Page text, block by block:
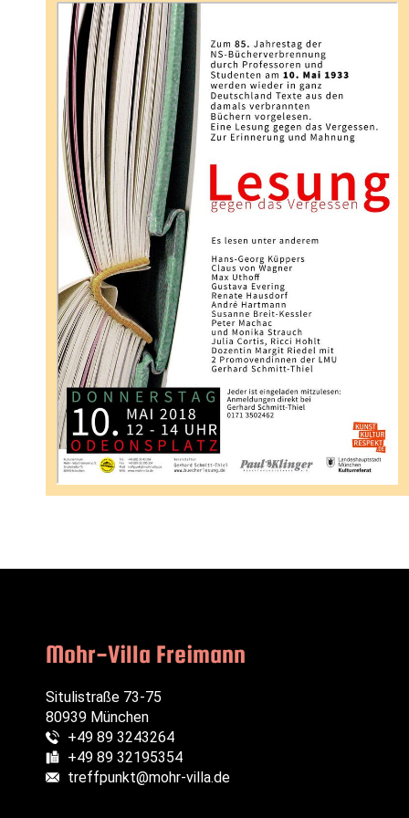
senden
Mohr-Villa Freimann
Situlistraße 73-75
80939 München
Telefon:
+49 89 3243264
Fax:
+49 89 32195354
E-Mail:
treffpunkt@mohr-villa.de